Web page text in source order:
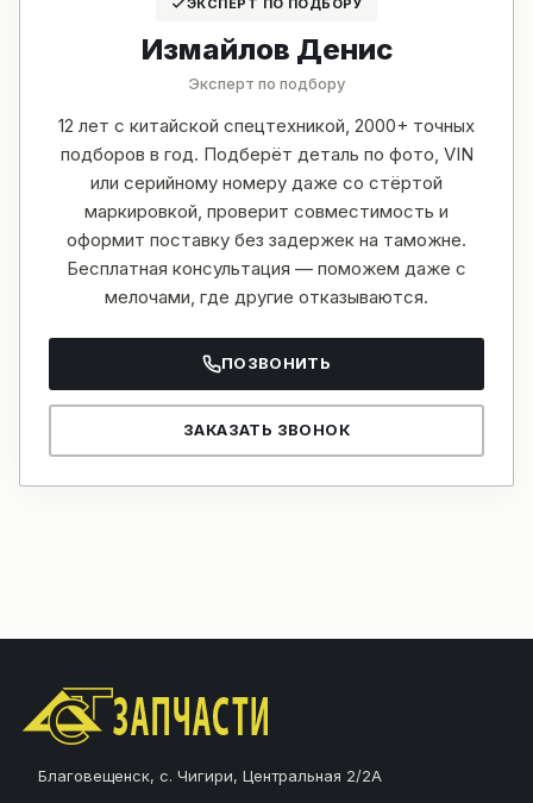
ЭКСПЕРТ ПО ПОДБОРУ
Измайлов Денис
Эксперт по подбору
12 лет с китайской спецтехникой, 2000+ точных
подборов в год. Подберёт деталь по фото, VIN
или серийному номеру даже со стёртой
маркировкой, проверит совместимость и
оформит поставку без задержек на таможне.
Бесплатная консультация — поможем даже с
мелочами, где другие отказываются.
ПОЗВОНИТЬ
ЗАКАЗАТЬ ЗВОНОК
Благовещенск, с. Чигири, Центральная 2/2А